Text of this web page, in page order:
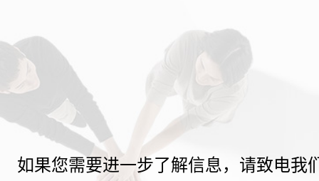
如果您需要进一步了解信息，请致电我